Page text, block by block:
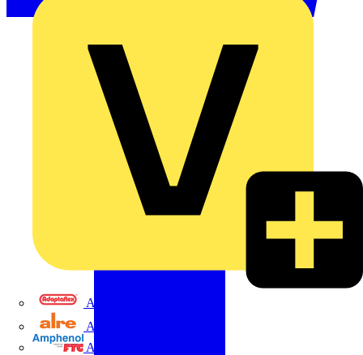
Adaptaflex
Alre
Amphenol FTG